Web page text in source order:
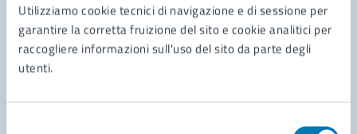
Utilizziamo cookie tecnici di navigazione e di sessione per
garantire la corretta fruizione del sito e cookie analitici per
raccogliere informazioni sull'uso del sito da parte degli
utenti.
Prenota appuntamento
Problemi in città